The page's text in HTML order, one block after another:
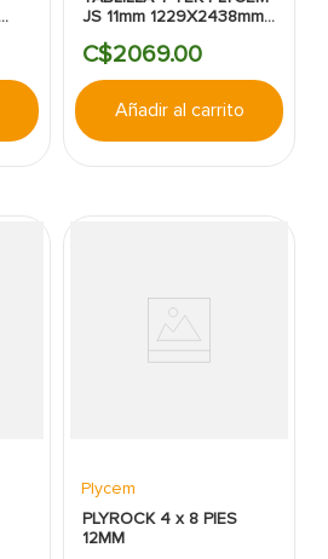
JS 11mm 1229X2438mm
C$2069.00
Añadir al carrito
Plycem
PLYROCK 4 x 8 PIES
12MM